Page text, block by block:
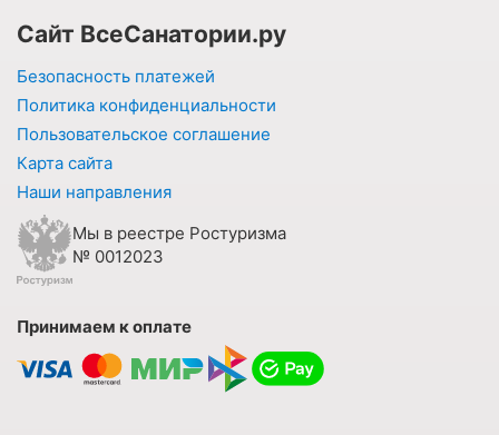
Сайт ВсеСанатории.ру
Безопасность платежей
Политика конфиденциальности
Пользовательское соглашение
Карта сайта
Наши направления
Мы в реестре Ростуризма
№ 0012023
Принимаем к оплате